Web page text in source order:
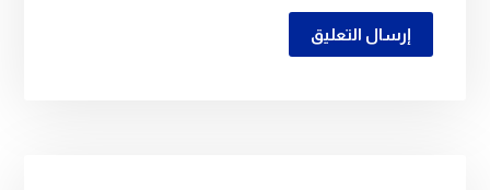
إرسال التعليق